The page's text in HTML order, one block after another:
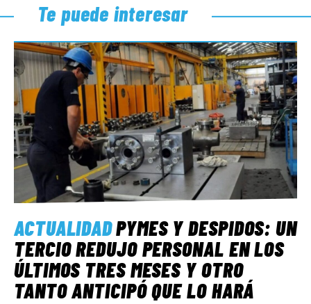
Te puede interesar
ACTUALIDADPYMES Y DESPIDOS: UN
TERCIO REDUJO PERSONAL EN LOS
ÚLTIMOS TRES MESES Y OTRO
TANTO ANTICIPÓ QUE LO HARÁ